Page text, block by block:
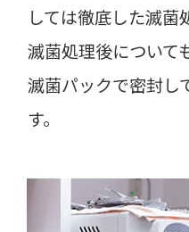
しては徹底した滅菌
滅菌処理後について
滅菌パックで密封し
す。